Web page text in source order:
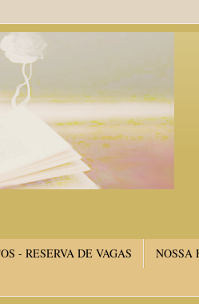
- RESERVA DE VAGAS
NOSSA